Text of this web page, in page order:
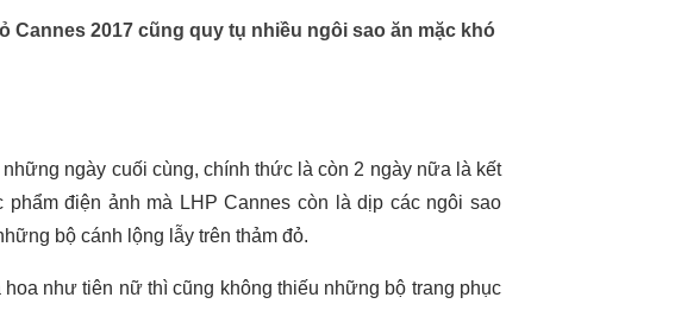
Cannes 2017 cũng quy tụ nhiều ngôi sao ăn mặc khó
ngày cuối cùng, chính thức là còn 2 ngày nữa là kết
điện ảnh mà LHP Cannes còn là dịp các ngôi sao
bộ cánh lộng lẫy trên thảm đỏ.
như tiên nữ thì cũng không thiếu những bộ trang phục